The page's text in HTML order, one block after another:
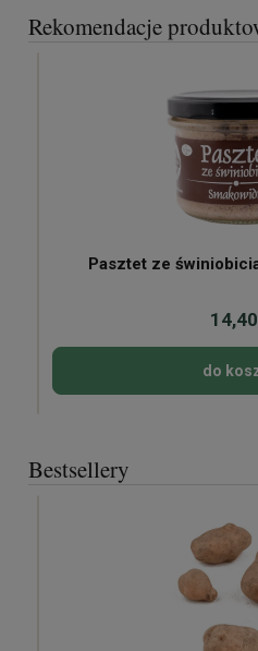
Rekomendacje
Pasztet ze
do
Bestsellery